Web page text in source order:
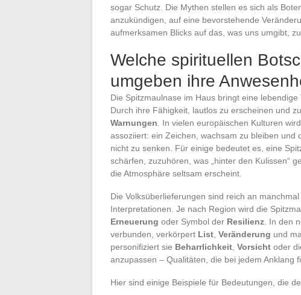
sogar Schutz. Die Mythen stellen es sich als
anzukündigen, auf eine bevorstehende
aufmerksamen Blicks auf das, was uns umgibt,
Welche spirituellen
umgeben ihre
Die Spitzmaulnase im Haus bringt eine lebendige
Durch ihre Fähigkeit, lautlos zu erscheinen und
Warnungen . In vielen europäischen Kulturen
assoziiert: ein Zeichen, wachsam zu bleiben
nicht zu senken. Für einige bedeutet es, eine
schärfen, zuzuhören, was „hinter den Kulissen“
die Atmosphäre seltsam erscheint.
Die Volksüberlieferungen sind reich an
Interpretationen. Je nach Region wird die
Erneuerung oder Symbol der Resilienz . In den
verbunden, verkörpert List Veränderung und
personifiziert sie Beharrlichkeit Vorsicht oder
anzupassen – Qualitäten, die bei jedem Anklang
Hier sind einige Beispiele für Bedeutungen, die